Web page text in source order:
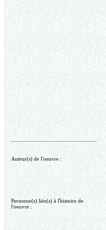
Auteur(s) de l'oeuvre :
Personne(s) liée(s) à l'histoire de
l'oeuvre :